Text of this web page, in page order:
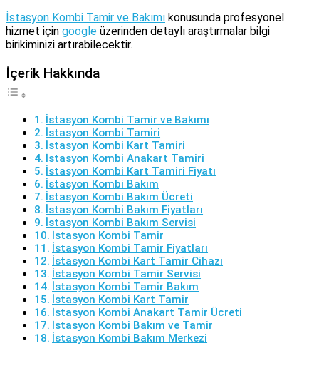
İstasyon Kombi Tamir ve Bakımı konusunda profesyonel
hizmet için google üzerinden detaylı araştırmalar bilgi
birikiminizi artırabilecektir.
İçerik Hakkında
İstasyon Kombi Tamir ve Bakımı
İstasyon Kombi Tamiri
İstasyon Kombi Kart Tamiri
İstasyon Kombi Anakart Tamiri
İstasyon Kombi Kart Tamiri Fiyatı
İstasyon Kombi Bakım
İstasyon Kombi Bakım Ücreti
İstasyon Kombi Bakım Fiyatları
İstasyon Kombi Bakım Servisi
İstasyon Kombi Tamir
İstasyon Kombi Tamir Fiyatları
İstasyon Kombi Kart Tamir Cihazı
İstasyon Kombi Tamir Servisi
İstasyon Kombi Tamir Bakım
İstasyon Kombi Kart Tamir
İstasyon Kombi Anakart Tamir Ücreti
İstasyon Kombi Bakım ve Tamir
İstasyon Kombi Bakım Merkezi